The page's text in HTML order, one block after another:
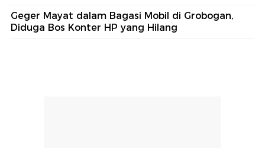
Geger Mayat dalam Bagasi Mobil di Grobogan,
Diduga Bos Konter HP yang Hilang